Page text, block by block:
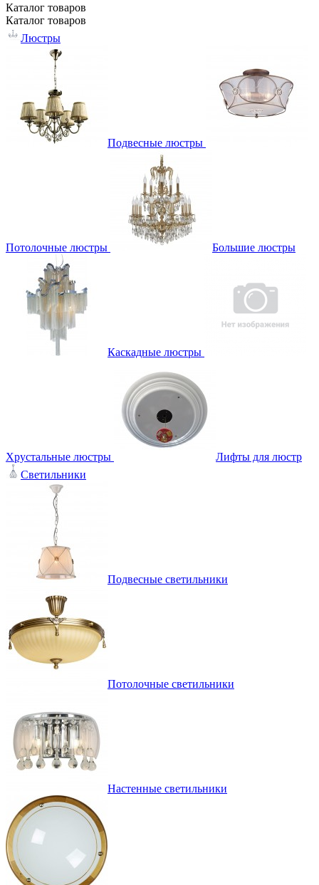
Каталог товаров
Каталог товаров
Люстры
Подвесные люстры
Потолочные люстры Большие люстры
Каскадные люстры
Хрустальные люстры
Лифты для люстр
Светильники
Подвесные светильники
Потолочные светильники
Настенные светильники